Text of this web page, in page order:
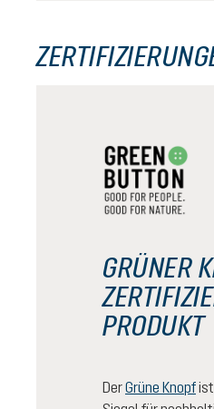
GRÜNER
PRODUKT
DerGrüne Knopf